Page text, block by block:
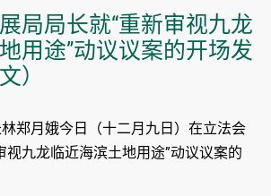
局局长就“重新审视九龙
用途”动议议案的开场发
）
郑月娥今日（十二月九日）在立法会
视九龙临近海滨土地用途”动议议案的